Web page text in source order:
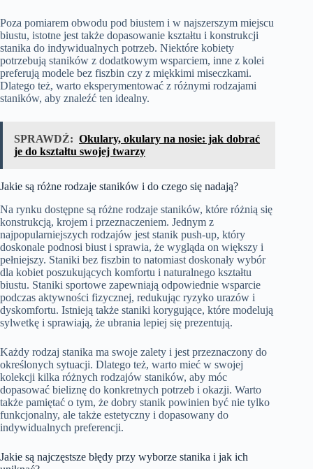
Poza pomiarem obwodu pod biustem i w najszerszym miejscu
biustu, istotne jest także dopasowanie kształtu i konstrukcji
stanika do indywidualnych potrzeb. Niektóre kobiety
potrzebują staników z dodatkowym wsparciem, inne z kolei
preferują modele bez fiszbin czy z miękkimi miseczkami.
Dlatego też, warto eksperymentować z różnymi rodzajami
staników, aby znaleźć ten idealny.
SPRAWDŹ: Okulary, okulary na nosie: jak dobrać
je do kształtu swojej twarzy
Jakie są różne rodzaje staników i do czego się nadają?
Na rynku dostępne są różne rodzaje staników, które różnią się
konstrukcją, krojem i przeznaczeniem. Jednym z
najpopularniejszych rodzajów jest stanik push-up, który
doskonale podnosi biust i sprawia, że wygląda on większy i
pełniejszy. Staniki bez fiszbin to natomiast doskonały wybór
dla kobiet poszukujących komfortu i naturalnego kształtu
biustu. Staniki sportowe zapewniają odpowiednie wsparcie
podczas aktywności fizycznej, redukując ryzyko urazów i
dyskomfortu. Istnieją także staniki korygujące, które modelują
sylwetkę i sprawiają, że ubrania lepiej się prezentują.
Każdy rodzaj stanika ma swoje zalety i jest przeznaczony do
określonych sytuacji. Dlatego też, warto mieć w swojej
kolekcji kilka różnych rodzajów staników, aby móc
dopasować bieliznę do konkretnych potrzeb i okazji. Warto
także pamiętać o tym, że dobry stanik powinien być nie tylko
funkcjonalny, ale także estetyczny i dopasowany do
indywidualnych preferencji.
Jakie są najczęstsze błędy przy wyborze stanika i jak ich